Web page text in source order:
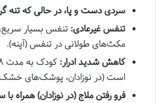
سردی دست و پا، در حالی که تنه
تنفس غیرعادی: تنفس بسیار
مکث‌های طولانی در تنفس (آپنه).
کاهش شدید ادرار:
است (در نوزادان، پوشک‌های خشک
فرو رفتن ملاج (در نوزادان) همراه با